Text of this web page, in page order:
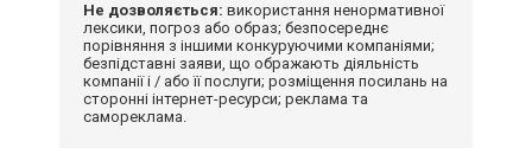
Не дозволяється: використання ненормативної
лексики, погроз або образ; безпосереднє
порівняння з іншими конкуруючими компаніями;
безпідставні заяви, що ображають діяльність
компанії і / або її послуги; розміщення посилань на
сторонні інтернет-ресурси; реклама та
самореклама.